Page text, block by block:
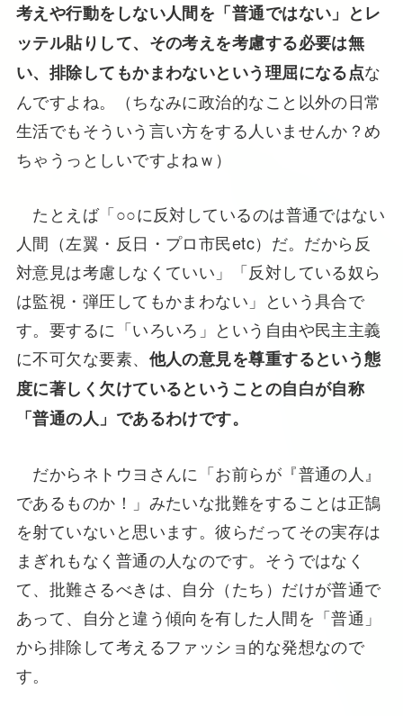
考えや行動をしない人間を「普通ではない」とレ
ッテル貼りして、その考えを考慮する必要は無
い、排除してもかまわないという理屈になる点な
んですよね。（ちなみに政治的なこと以外の日常
生活でもそういう言い方をする人いませんか？め
ちゃうっとしいですよねｗ）
たとえば「○○に反対しているのは普通ではない
人間（左翼・反日・プロ市民etc）だ。だから反
対意見は考慮しなくていい」「反対している奴ら
は監視・弾圧してもかまわない」という具合で
す。要するに「いろいろ」という自由や民主主義
に不可欠な要素、 他人の意見を尊重するという態
度に著しく欠けているということの自白が自称
「普通の人」であるわけです。
だからネトウヨさんに「お前らが『普通の人』
であるものか！」みたいな批難をすることは正鵠
を射ていないと思います。彼らだってその実存は
まぎれもなく普通の人なのです。そうではなく
て、批難さるべきは、自分（たち）だけが普通で
あって、自分と違う傾向を有した人間を「普通」
から排除して考えるファッショ的な発想なので
す。